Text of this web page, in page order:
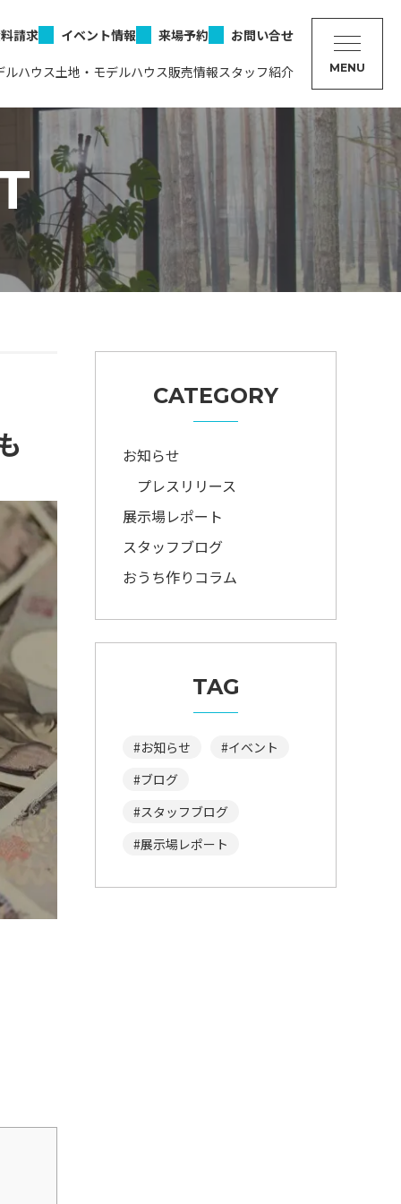
請求 イベント情報 来場予約 お問い合せ
ルハウス土地・モデルハウス販売情報スタッフ紹介 MENU
CATEGORY
お知らせ
プレスリリース
展示場レポート
スタッフブログ
おうち作りコラム
TAG
お知らせ
イベント
ブログ
スタッフブログ
展示場レポート